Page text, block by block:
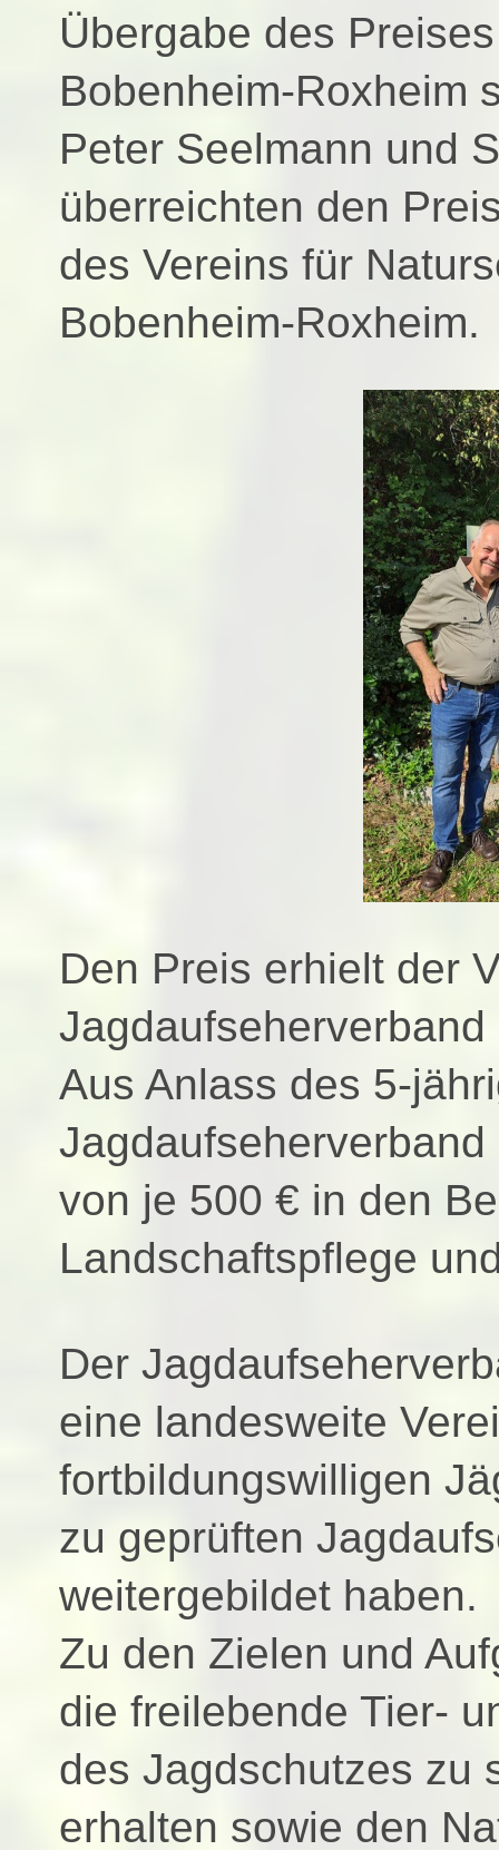
Übergabe des
Bobenheim-Roxheim
Peter Seelmann und
überreichten den
des Vereins für
Bobenheim-Roxheim.
Den Preis erhielt der
Aus Anlass des 5-
von je 500 € in den
Landschaftspflege
Der
eine landesweite
fortbildungswilligen
zu geprüften
weitergebildet haben.
Zu den Zielen und
die freilebende Tier-
des Jagdschutzes zu
erhalten sowie den